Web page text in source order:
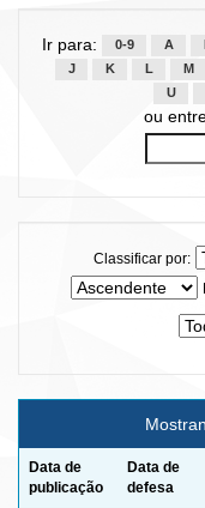
Ir para: 0-9 A
J
K L M
U
ou
Classificar por:
Data de
publicação
Data de
defesa